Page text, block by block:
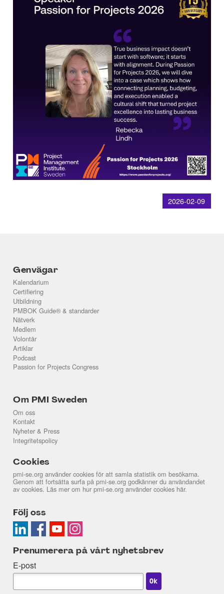
2026-02-09
Genvägar
Kalendarium
Certifiering
Utbildning
PMBOK Guide® & standarder
Nätverk
Medlem
Volontär
Artiklar
Podcast
Passion for Projects Congress
Om PMI Sweden
Om oss
Kontakt
Nyheter & Press
Integritetspolicy
Cookies
pmi-se.org använder cookies för att samla statistik om besökarna.
Genom att fortsätta surfa på pmi-se.org godkänner du användandet
av cookies. Läs mer om hur pmi-se.org använder cookies här.
Följ oss
Prenumerera på vårt nyhetsbrev
E-post